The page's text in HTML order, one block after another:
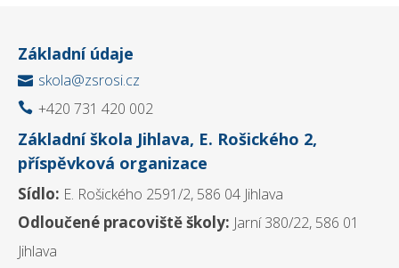
Základní údaje
 skola@zsrosi.cz
 +420 731 420 002
Základní škola Jihlava, E. Rošického 2,
příspěvková organizace
Sídlo: E. Rošického 2591/2, 586 04 Jihlava
Odloučené pracoviště školy: Jarní 380/22, 586 01
Jihlava